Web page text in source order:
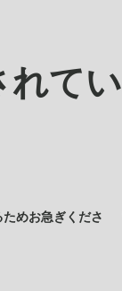
れてい
めお急ぎくださ